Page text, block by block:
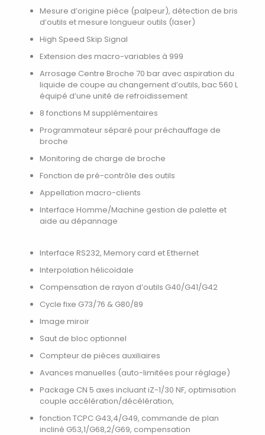
Mesure d’origine pièce (palpeur), détection de bris
d’outils et mesure longueur outils (laser)
High Speed Skip Signal
Extension des macro-variables à 999
Arrosage Centre Broche 70 bar avec aspiration du
liquide de coupe au changement d’outils, bac 560 L
équipé d’une unité de refroidissement
8 fonctions M supplémentaires
Programmateur séparé pour préchauffage de
broche
Monitoring de charge de broche
Fonction de pré-contrôle des outils
Appellation macro-clients
Interface Homme/Machine gestion de palette et
aide au dépannage
Interface RS232, Memory card et Ethernet
Interpolation hélicoïdale
Compensation de rayon d’outils G40/G41/G42
Cycle fixe G73/76 & G80/89
Image miroir
Saut de bloc optionnel
Compteur de pièces auxiliaires
Avances manuelles (auto-limitées pour réglage)
Package CN 5 axes incluant iZ-1/30 NF, optimisation
couple accélération/décélération,
fonction TCPC G43,4/G49, commande de plan
incliné G53,1/G68,2/G69, compensation